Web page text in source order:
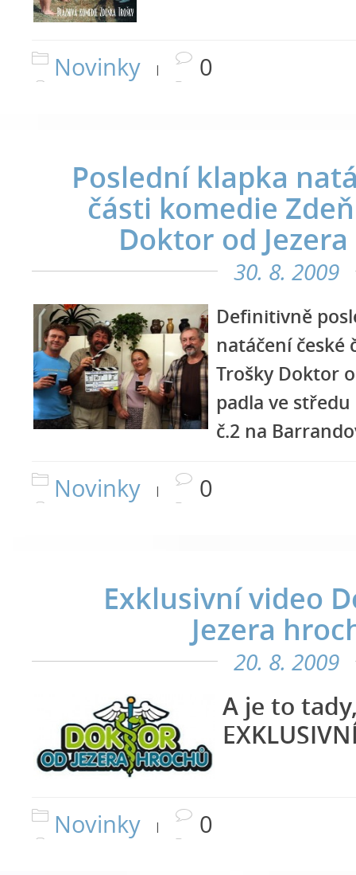
Novinky | 0
Poslední klapka
části komedie
Doktor od
30. 8. 2009
Definitivně
natáčení české
Trošky Doktor
padla ve
č.2 na
Novinky | 0
Exklusivní video
Jezera
20. 8. 2009
A je to
Novinky | 0